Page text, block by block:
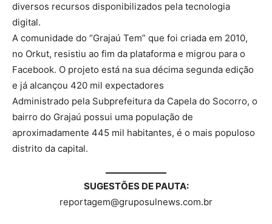
diversos recursos disponibilizados pela tecnologia
digital.
A comunidade do “Grajaú Tem” que foi criada em 2010,
no Orkut, resistiu ao fim da plataforma e migrou para o
Facebook. O projeto está na sua décima segunda edição
e já alcançou 420 mil expectadores
Administrado pela Subprefeitura da Capela do Socorro, o
bairro do Grajaú possui uma população de
aproximadamente 445 mil habitantes, é o mais populoso
distrito da capital.
SUGESTÕES DE PAUTA:
reportagem@gruposulnews.com.br